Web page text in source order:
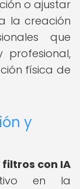
o ajustar
la creación
que
física de
y
con IA
en la